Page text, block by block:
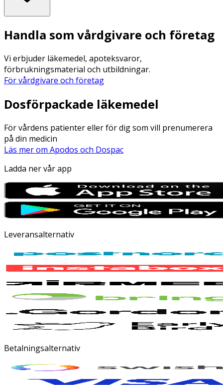
Handla som vårdgivare och företag
Vi erbjuder läkemedel, apoteksvaror,
förbrukningsmaterial och utbildningar.
För vårdgivare och företag
Dosförpackade läkemedel
För vårdens patienter eller för dig som vill prenumerera
på din medicin
Läs mer om Apodos och Dospac
Ladda ner vår app
Leveransalternativ
Betalningsalternativ